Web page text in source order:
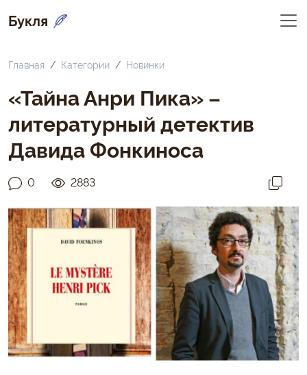
Букля
Главная Категории Новинки
«Тайна Анри Пика» –
литературный детектив
Давида Фонкиноса
0 2883